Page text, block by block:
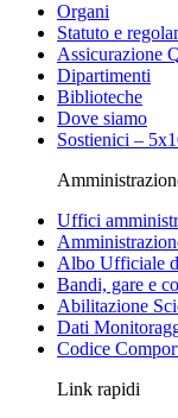
Organi
Statuto e
Assicurazione
Dipartimenti
Biblioteche
Dove siamo
Sostienici –
Uffici
Albo Ufficiale
Bandi, gare e
Abilitazione
Dati
Codice
Link rapidi